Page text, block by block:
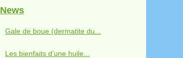
News
Gale de boue (dermatite du...
Les bienfaits d’une huile...